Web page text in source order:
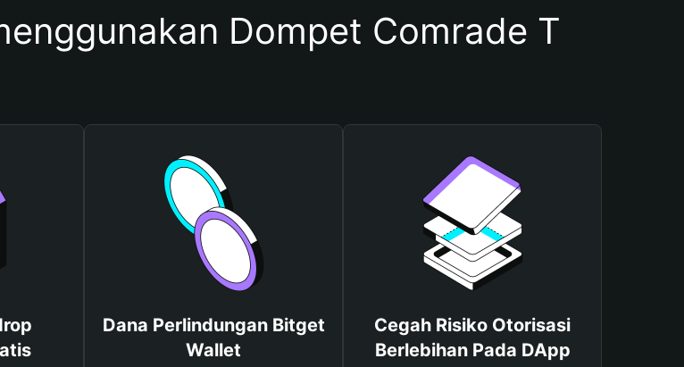
Dompet Comrade T
Dana Perlindungan Bitget
Wallet
Cegah Risiko Otorisasi
Berlebihan Pada DApp